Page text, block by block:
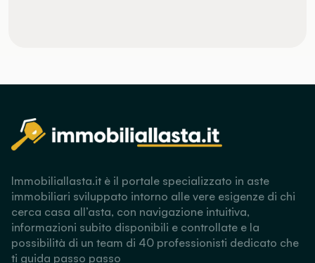
Immobiliallasta.it è il portale specializzato in aste
immobiliari sviluppato intorno alle vere esigenze di chi
cerca casa all’asta, con navigazione intuitiva,
informazioni subito disponibili e controllate e la
possibilità di un team di 40 professionisti dedicato che
ti guida passo passo